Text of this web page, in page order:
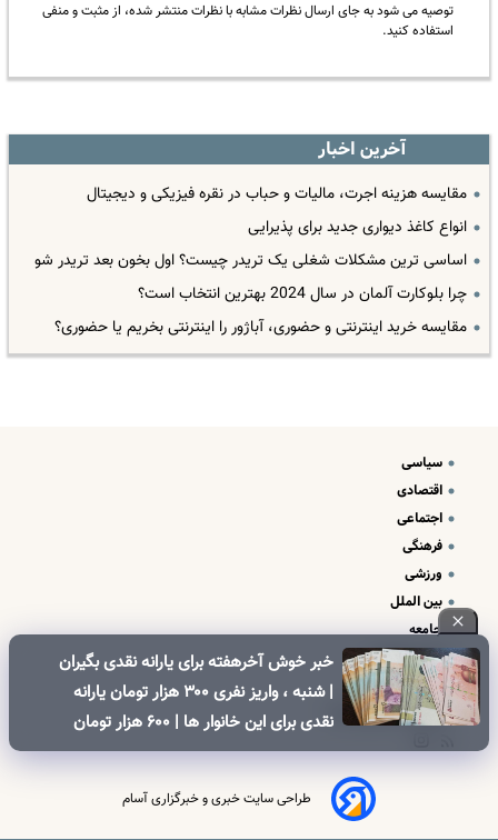
توصیه می شود به جای ارسال نظرات مشابه با نظرات منتشر شده، از مثبت و منفی
استفاده کنید.
آخرین اخبار
مقایسه هزینه اجرت، مالیات و حباب در نقره فیزیکی و دیجیتال
انواع کاغذ دیواری جدید برای پذیرایی
اساسی ترین مشکلات شغلی یک تریدر چیست؟ اول بخون بعد تریدر شو
چرا بلوکارت آلمان در سال 2024 بهترین انتخاب است؟
مقایسه خرید اینترنتی و حضوری، آباژور را اینترنتی بخریم یا حضوری؟
خبر خوش آخرهفته برای یارانه نقدی بگیران
| شنبه ، واریز نفری ۳۰۰ هزار تومان یارانه
نقدی برای این خانوار ها | ۶۰۰ هزار تومان
کالابرگ برای خانوارهای دارای فرزند
سیاسی
اقتصادی
اجتماعی
فرهنگی
ورزشی
بین الملل
جامعه
علم و فناوری
درباره ما
تبلیغات و تماس با ما
طراحی سایت خبری و خبرگزاری آسام